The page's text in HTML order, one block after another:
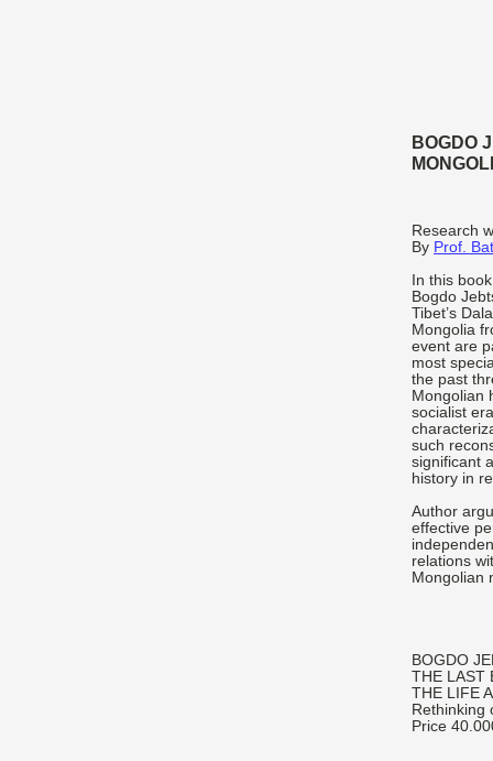
BOGDO
Research
By Prof.
In this
Bogdo
Tibet’s
Mongolia
event are
most
the past
Mongolian
socialist
such
significant
history in
Author
effective
relations
Mongolian
BOGDO
THE LAST
THE LIFE
Rethinking
Price